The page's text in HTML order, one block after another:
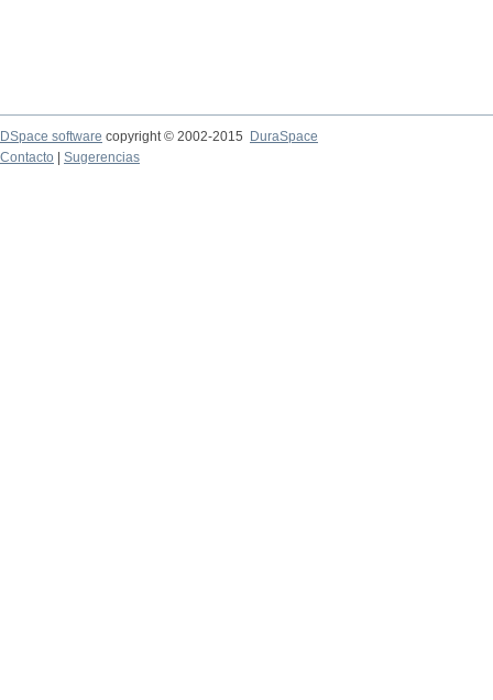
DSpace software copyright © 2002-2015
DuraSpace
Contacto
Sugerencias